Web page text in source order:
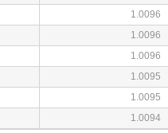
1.0096
1.0096
1.0096
1.0095
1.0095
1.0094